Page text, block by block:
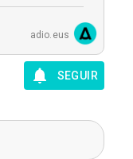
adio.eus
SEGUIR